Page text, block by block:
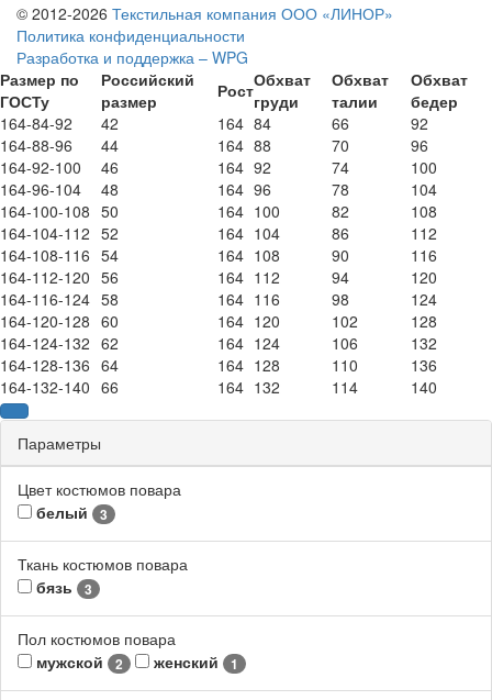
© 2012-2026 Текстильная компания ООО «ЛИНОР»
Политика конфиденциальности
Разработка и поддержка – WPG
Размер по
ГОСТу
Российский
размер
РостОбхват
груди
Обхват
талии
Обхват
бедер
164-84-92
42 164 84 66
92
164-88-96
44 164 88 70
96
164-92-100
46 164 92 74
100
164-96-104
48 164 96 78
104
164-100-108 50 164 100 82
108
164-104-112 52 164 104 86
112
164-108-116 54 164 108 90
116
164-112-120 56 164 112 94
120
164-116-124 58 164 116 98
124
164-120-128 60 164 120 102
128
164-124-132 62 164 124 106
132
164-128-136 64 164 128 110
136
164-132-140 66 164 132 114 140
Параметры
Цвет костюмов повара
белый
3
Ткань костюмов повара
бязь
3
Пол костюмов повара
мужской
2 женский 1